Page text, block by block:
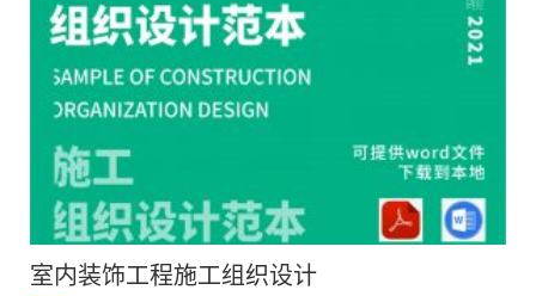
室内装饰工程施工组织设计